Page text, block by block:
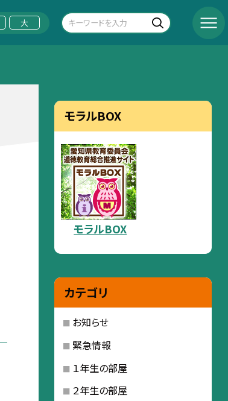
大
モラルBOX
モラルBOX
カテゴリ
お知らせ
緊急情報
１年生の部屋
２年生の部屋